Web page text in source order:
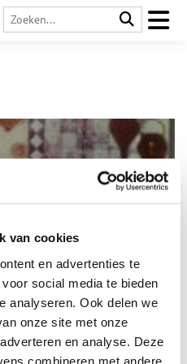
van cookies
en advertenties te
social media te bieden
analyseren. Ook delen we
onze site met onze
en analyse. Deze
combineren met andere
Atlas Noord-Holland
tekeningen en
Als je goed kijkt, zie je dat
het eten bereiden, de
geven, het huishouden
is dat op veel huiselijke
aan het breien zijn.